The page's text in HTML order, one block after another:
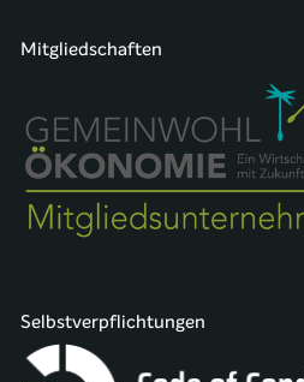
Mitgliedschaften
Selbstverpflichtungen